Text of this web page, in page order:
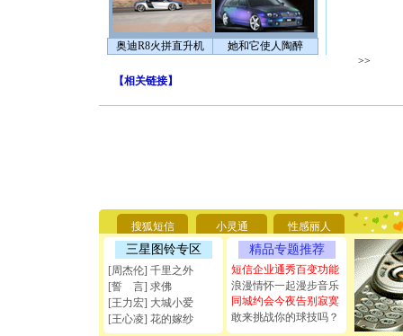
奥迪R8火拼直升机 她和它使人陶醉
>>
【相关链接】
搜狐短信 小灵通 性感丽人
三星图铃专区
[周杰伦] 千里之外
[誓 言] 求佛
[王力宏] 大城小爱
[王心凌] 花的嫁纱
精品专题推荐
短信企业通秀百变功能
浪漫情怀一起漫步音乐
同城约会今夜告别寂寞
敢来挑战你的球技吗？
要平安！
[圣诞节]
能正大
天都要快
[圣诞节]
如意,快
[元旦]看
断电。爱